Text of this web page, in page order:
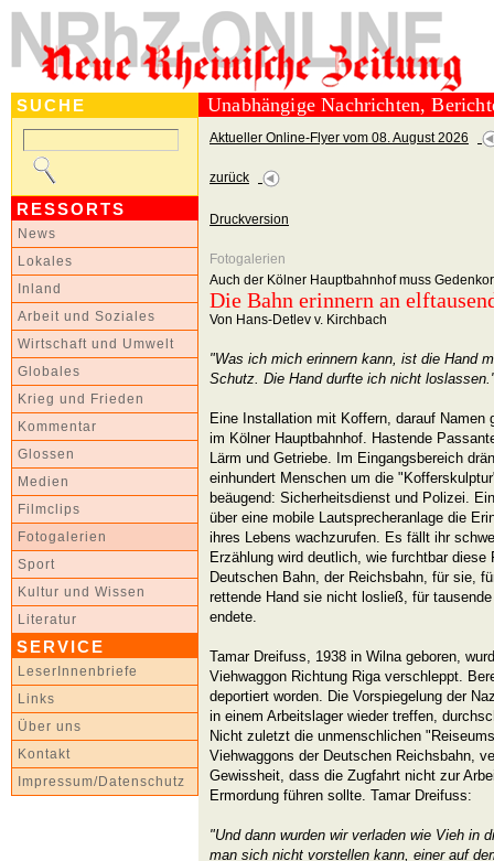
SUCHE
RESSORTS
News
Lokales
Inland
Arbeit und Soziales
Wirtschaft und Umwelt
Globales
Krieg und Frieden
Kommentar
Glossen
Medien
Filmclips
Fotogalerien
Sport
Kultur und Wissen
Literatur
SERVICE
LeserInnenbriefe
Links
Über uns
Kontakt
Impressum/Datenschutz
Unabhängige Nachrichten,
Aktueller Online-Flyer vom 08. August 2026
zurück
Druckversion
Fotogalerien
Auch der Kölner Hauptbahnhof muss
Die Bahn erinnern an
Von Hans-Detlev v. Kirchbach
"Was ich mich erinnern kann, ist die Hand
Schutz. Die Hand durfte ich nicht
Eine Installation mit Koffern, darauf Namen
im Kölner Hauptbahnhof. Hastende
Lärm und Getriebe. Im Eingangsbereich
einhundert Menschen um die
beäugend: Sicherheitsdienst und Polizei.
über eine mobile Lautsprecheranlage die
ihres Lebens wachzurufen. Es fällt ihr
Erzählung wird deutlich, wie furchtbar diese
Deutschen Bahn, der Reichsbahn, für sie,
rettende Hand sie nicht losließ, für
endete.
Tamar Dreifuss, 1938 in Wilna geboren,
Viehwaggon Richtung Riga verschleppt.
deportiert worden. Die Vorspiegelung der
in einem Arbeitslager wieder treffen,
Nicht zuletzt die unmenschlichen
Viehwaggons der Deutschen Reichsbahn,
Gewissheit, dass die Zugfahrt nicht zur
Ermordung führen sollte. Tamar Dreifuss:
"Und dann wurden wir verladen wie Vieh in
man sich nicht vorstellen kann, einer auf